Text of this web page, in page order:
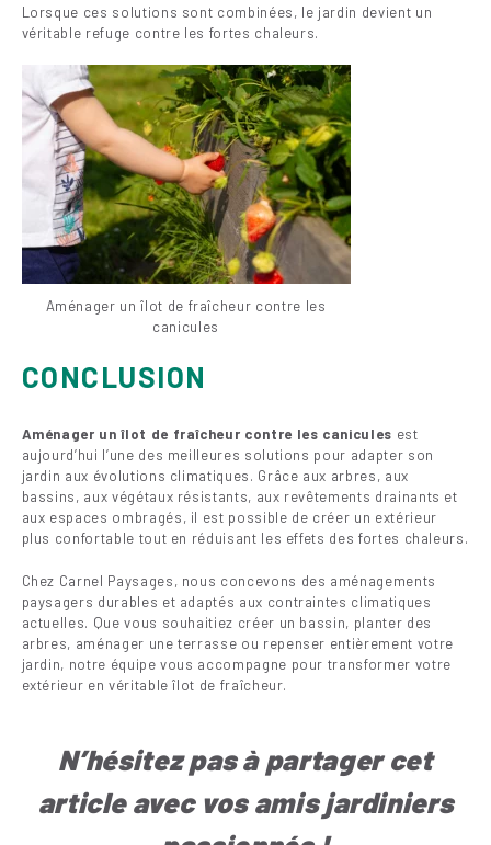
Lorsque ces solutions sont combinées, le jardin devient un
véritable refuge contre les fortes chaleurs.
Aménager un îlot de fraîcheur contre les
canicules
CONCLUSION
Aménager un îlot de fraîcheur contre les canicules est
aujourd’hui l’une des meilleures solutions pour adapter son
jardin aux évolutions climatiques. Grâce aux arbres, aux
bassins, aux végétaux résistants, aux revêtements drainants et
aux espaces ombragés, il est possible de créer un extérieur
plus confortable tout en réduisant les effets des fortes chaleurs.
Chez Carnel Paysages, nous concevons des aménagements
paysagers durables et adaptés aux contraintes climatiques
actuelles. Que vous souhaitiez créer un bassin, planter des
arbres, aménager une terrasse ou repenser entièrement votre
jardin, notre équipe vous accompagne pour transformer votre
extérieur en véritable îlot de fraîcheur.
N’hésitez pas à partager cet
article avec vos amis jardiniers